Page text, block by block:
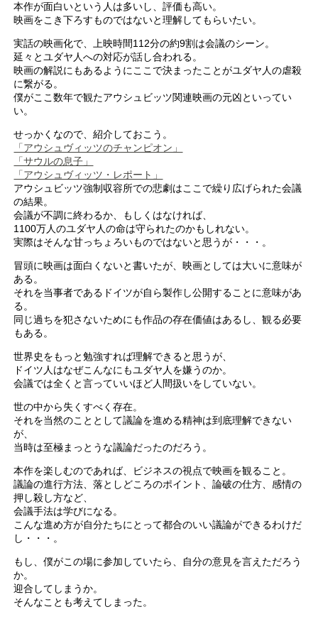
本作が面白いという人は多いし、評価も高い。
映画をこき下ろすものではないと理解してもらいたい。
実話の映画化で、上映時間112分の約9割は会議のシーン。
延々とユダヤ人への対応が話し合われる。
映画の解説にもあるようにここで決まったことがユダヤ人の虐殺
に繋がる。
僕がここ数年で観たアウシュビッツ関連映画の元凶といってい
い。
せっかくなので、紹介しておこう。
「アウシュヴィッツのチャンピオン」
「サウルの息子」
「アウシュヴィッツ・レポート」
アウシュビッツ強制収容所での悲劇はここで繰り広げられた会議
の結果。
会議が不調に終わるか、もしくはなければ、
1100万人のユダヤ人の命は守られたのかもしれない。
実際はそんな甘っちょろいものではないと思うが・・・。
冒頭に映画は面白くないと書いたが、映画としては大いに意味が
ある。
それを当事者であるドイツが自ら製作し公開することに意味があ
る。
同じ過ちを犯さないためにも作品の存在価値はあるし、観る必要
もある。
世界史をもっと勉強すれば理解できると思うが、
ドイツ人はなぜこんなにもユダヤ人を嫌うのか。
会議では全くと言っていいほど人間扱いをしていない。
世の中から失くすべく存在。
それを当然のこととして議論を進める精神は到底理解できない
が、
当時は至極まっとうな議論だったのだろう。
本作を楽しむのであれば、ビジネスの視点で映画を観ること。
議論の進行方法、落としどころのポイント、論破の仕方、感情の
押し殺し方など、
会議手法は学びになる。
こんな進め方が自分たちにとって都合のいい議論ができるわけだ
し・・・。
もし、僕がこの場に参加していたら、自分の意見を言えただろう
か。
迎合してしまうか。
そんなことも考えてしまった。